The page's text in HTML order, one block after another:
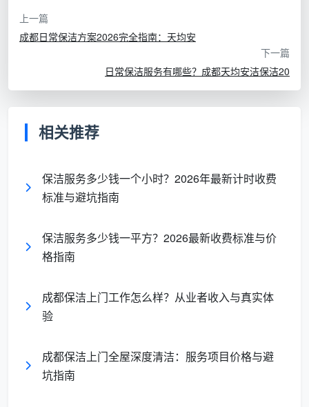
务频率
服
务时长
小时）
服
务重点
快速、高效、
常规维护
价
天均安洁保洁日常保洁服务项目全览
全屋基础清洁项目
天均安洁保洁的日常保洁服务以全屋为基础，涵盖
上一篇
成都日常保洁方案2026完全指南：天均安
下一篇
日常保洁服务有哪些？成都天均安洁保洁20
相关推荐
保洁服务多少钱一个小时？2026年最新计时收费
标准与避坑指南
保洁服务多少钱一平方？2026最新收费标准与价
格指南
成都保洁上门工作怎么样？从业者收入与真实体
验
成都保洁上门全屋深度清洁：服务项目价格与避
坑指南